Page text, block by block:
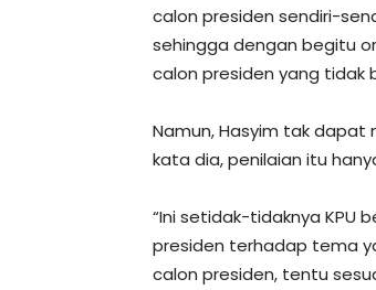
calon presiden sendiri-
sehingga dengan begitu
calon presiden yang tidak
Namun, Hasyim tak
kata dia, penilaian itu
“Ini setidak-tidaknya KPU
presiden terhadap tema
calon presiden, tentu